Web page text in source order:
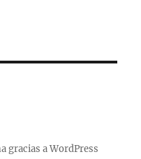
gracias a WordPress